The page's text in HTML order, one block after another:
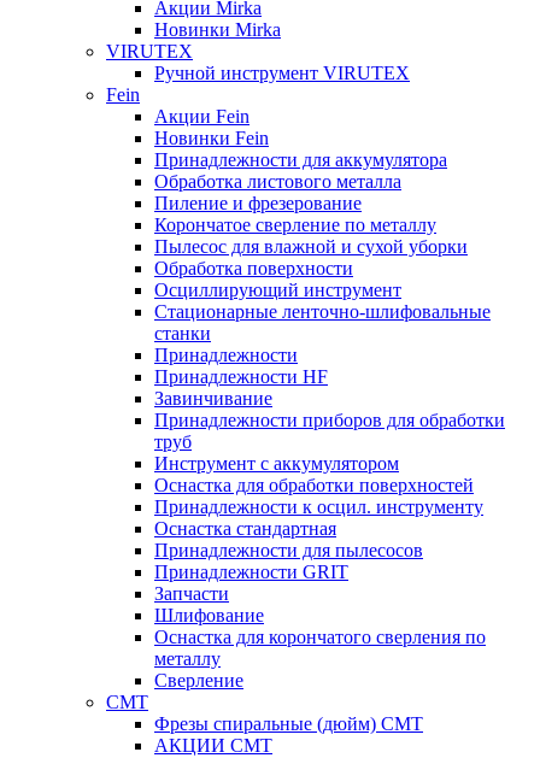
Акции Mirka
Новинки Mirka
VIRUTEX
Ручной инструмент VIRUTEX
Fein
Акции Fein
Новинки Fein
Принадлежности для аккумулятора
Обработка листового металла
Пиление и фрезерование
Корончатое сверление по металлу
Пылесос для влажной и сухой уборки
Обработка поверхности
Осциллирующий инструмент
Стационарные ленточно-шлифовальные
станки
Принадлежности
Принадлежности HF
Завинчивание
Принадлежности приборов для обработки
труб
Инструмент с аккумулятором
Оснастка для обработки поверхностей
Принадлежности к осцил. инструменту
Оснастка стандартная
Принадлежности для пылесосов
Принадлежности GRIT
Запчасти
Шлифование
Оснастка для корончатого сверления по
металлу
Сверление
CMT
Фрезы спиральные (дюйм) СМТ
АКЦИИ СМТ